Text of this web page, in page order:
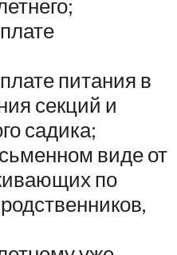
питания в
секций и
садика;
виде от
по